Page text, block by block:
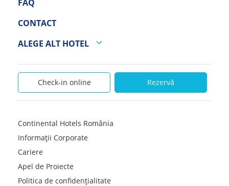
FAQ
CONTACT
ALEGE ALT HOTEL
Check-in online Rezervă
Continental Hotels România
Informații Corporate
Cariere
Apel de Proiecte
Politica de confidențialitate